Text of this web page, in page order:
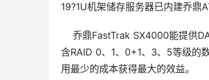
19?1U机架储存服务器已内建乔鼎
乔鼎FastTrak SX4000能提供
含RAID 0、1、0+1、3、5等级的
用最少的成本获得最大的效益。